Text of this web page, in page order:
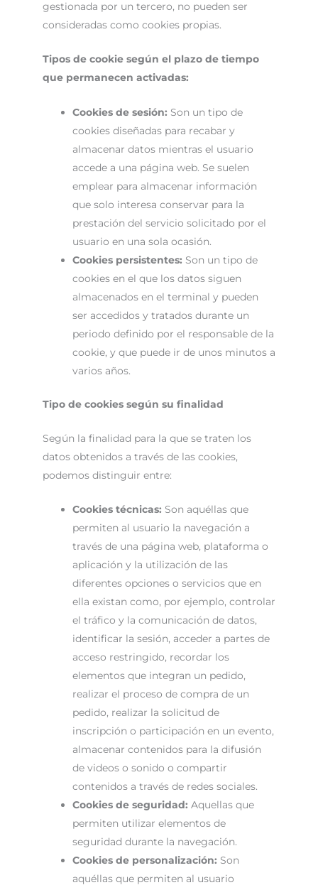
gestionada por un tercero, no pueden ser
consideradas como cookies propias.
Tipos de cookie según el plazo de tiempo
que permanecen activadas:
Cookies de sesión: Son un tipo de
cookies diseñadas para recabar y
almacenar datos mientras el usuario
accede a una página web. Se suelen
emplear para almacenar información
que solo interesa conservar para la
prestación del servicio solicitado por el
usuario en una sola ocasión.
Cookies persistentes: Son un tipo de
cookies en el que los datos siguen
almacenados en el terminal y pueden
ser accedidos y tratados durante un
periodo definido por el responsable de la
cookie, y que puede ir de unos minutos a
varios años.
Tipo de cookies según su finalidad
Según la finalidad para la que se traten los
datos obtenidos a través de las cookies,
podemos distinguir entre:
Cookies técnicas: Son aquéllas que
permiten al usuario la navegación a
través de una página web, plataforma o
aplicación y la utilización de las
diferentes opciones o servicios que en
ella existan como, por ejemplo, controlar
el tráfico y la comunicación de datos,
identificar la sesión, acceder a partes de
acceso restringido, recordar los
elementos que integran un pedido,
realizar el proceso de compra de un
pedido, realizar la solicitud de
inscripción o participación en un evento,
almacenar contenidos para la difusión
de videos o sonido o compartir
contenidos a través de redes sociales.
Cookies de seguridad: Aquellas que
permiten utilizar elementos de
seguridad durante la navegación.
Cookies de personalización: Son
aquéllas que permiten al usuario